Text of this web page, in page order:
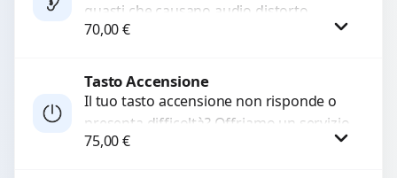
guasti che causano audio distorto,
basso o assente. Utilizziamo ricambi di
70,00€
Procedi
Tasto Accensione
Il tuo tasto accensione non risponde o
presenta difficoltà? Offriamo un servizio
professionale di riparazione o
75,00€